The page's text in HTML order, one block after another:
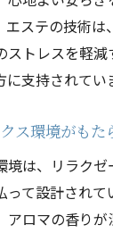
エステの技術は
ストレスを軽
支持されてい
ス環境がもた
境は、リラク
って設計され
アロマの香り